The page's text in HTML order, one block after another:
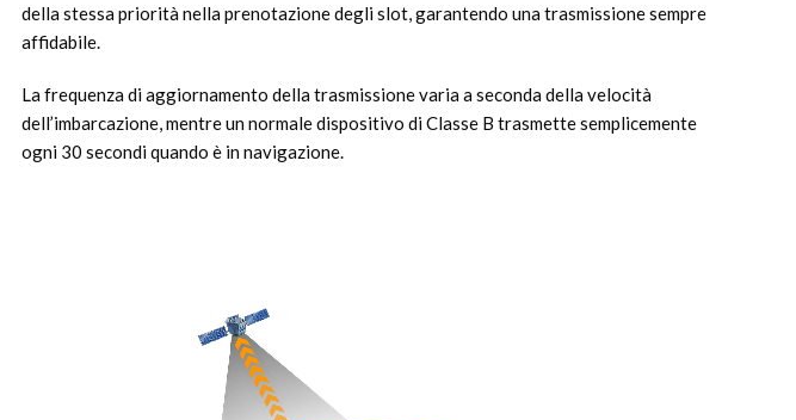
della stessa priorità nella prenotazione degli slot, garantendo una trasmissione sempre
affidabile.
La frequenza di aggiornamento della trasmissione varia a seconda della velocità
dell’imbarcazione, mentre un normale dispositivo di Classe B trasmette semplicemente
ogni 30 secondi quando è in navigazione.